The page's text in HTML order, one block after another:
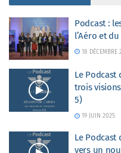
Podcast :
l’Aéro et
18 DÉCEMBRE
Le Podcast
trois
5)
19 JUIN 2025
Le Podcast
vers un